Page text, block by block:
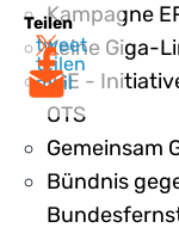
Teilen
tweet
teilen
mail
Kampagne
Keine Giga-
IGE -
OTS
Gemeinsam
Bündnis